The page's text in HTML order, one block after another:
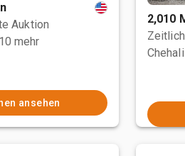
Auktion
mehr
ansehen
2,010